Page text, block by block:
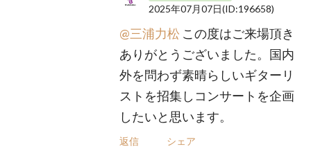
2025年07月07日(ID:196658)
@三浦力松 この度はご来場頂き
ありがとうございました。国内
外を問わず素晴らしいギターリ
ストを招集しコンサートを企画
したいと思います。
返信 シェア